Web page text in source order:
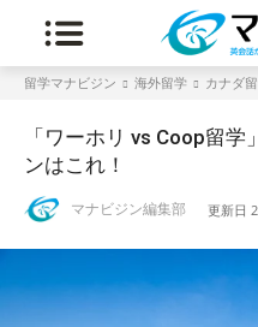
留学マナビジン 海外留学 カナダ
「ワーホリ vs Coop留
ンはこれ！
マナビジン編集部 更新日